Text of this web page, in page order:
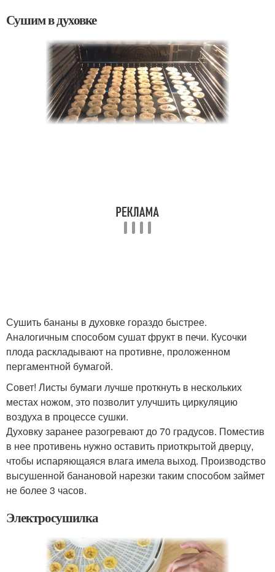
Сушим в духовке
Сушить бананы в духовке гораздо быстрее.
Аналогичным способом сушат фрукт в печи. Кусочки
плода раскладывают на противне, проложенном
пергаментной бумагой.
Совет! Листы бумаги лучше проткнуть в нескольких
местах ножом, это позволит улучшить циркуляцию
воздуха в процессе сушки.
Духовку заранее разогревают до 70 градусов. Поместив
в нее противень нужно оставить приоткрытой дверцу,
чтобы испаряющаяся влага имела выход. Производство
высушенной банановой нарезки таким способом займет
не более 3 часов.
Электросушилка